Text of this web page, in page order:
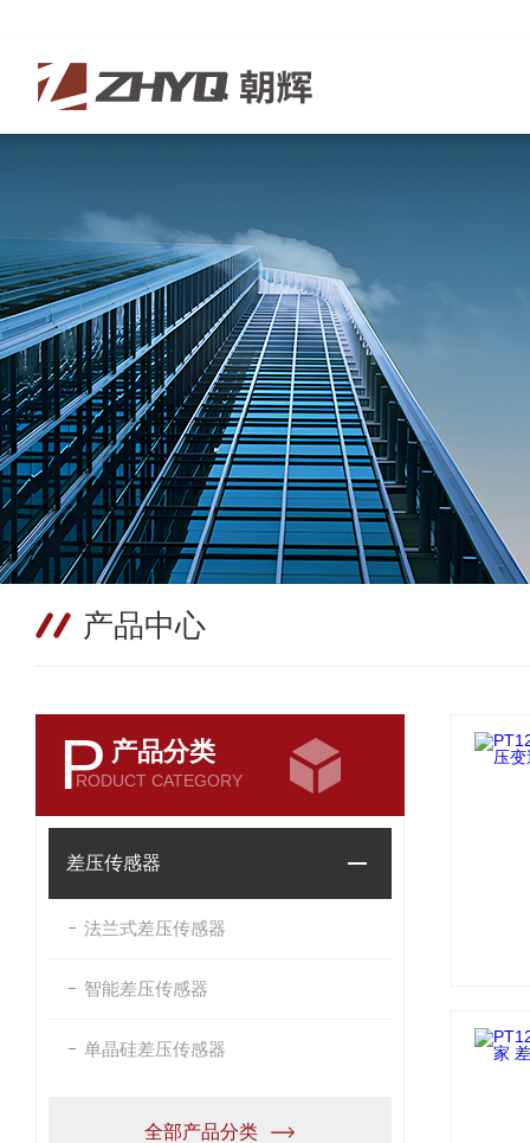
产品中心
P 产品分类
RODUCT CATEGORY
差压传感器
法兰式差压传感器
智能差压传感器
单晶硅差压传感器
全部产品分类